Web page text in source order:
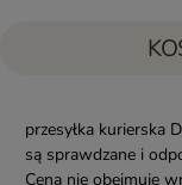
przesyłka kurierska
są sprawdzane i
Cena nie obejmuje